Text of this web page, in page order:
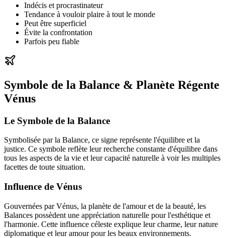
Indécis et procrastinateur
Tendance à vouloir plaire à tout le monde
Peut être superficiel
Évite la confrontation
Parfois peu fiable
Symbole de la Balance & Planète Régente
Vénus
Le Symbole de la Balance
Symbolisée par la Balance, ce signe représente l'équilibre et la
justice. Ce symbole reflète leur recherche constante d'équilibre dans
tous les aspects de la vie et leur capacité naturelle à voir les multiples
facettes de toute situation.
Influence de Vénus
Gouvernées par Vénus, la planète de l'amour et de la beauté, les
Balances possèdent une appréciation naturelle pour l'esthétique et
l'harmonie. Cette influence céleste explique leur charme, leur nature
diplomatique et leur amour pour les beaux environnements.